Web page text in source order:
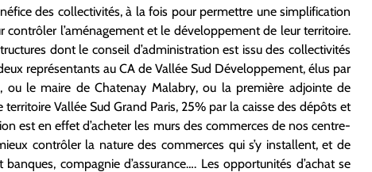
des collectivités, à la fois pour permettre une simplification
contrôler l’aménagement et le développement de leur territoire.
dont le conseil d’administration est issu des collectivités
représentants au CA de Vallée Sud Développement, élus par
le maire de Chatenay Malabry, ou la première adjointe de
Vallée Sud Grand Paris, 25% par la caisse des dépôts et
est en effet d’acheter les murs des commerces de nos centre-
contrôler la nature des commerces qui s’y installent, et de
compagnie d’assurance…. Les opportunités d’achat se